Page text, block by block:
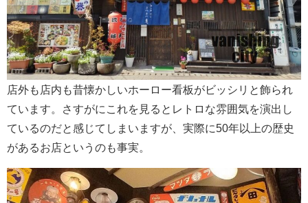
店外も店内も昔懐かしいホーロー看板がビッシリと飾られ
ています。さすがにこれを見るとレトロな雰囲気を演出し
ているのだと感じてしまいますが、実際に50年以上の歴史
があるお店というのも事実。